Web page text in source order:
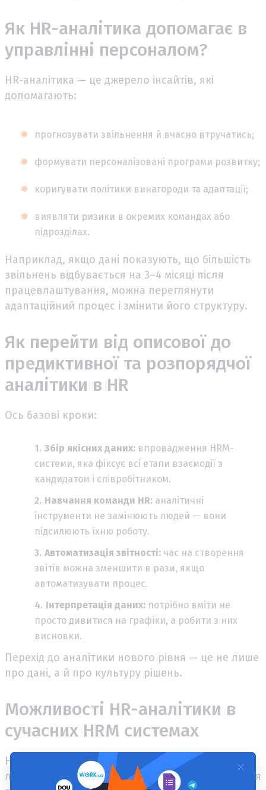
Як HR-аналітика допомагає в
управлінні персоналом?
HR-аналітика — це джерело інсайтів, які
допомагають:
прогнозувати звільнення й вчасно втручатись;
формувати персоналізовані програми розвитку;
коригувати політики винагороди та адаптації;
виявляти ризики в окремих командах або
підрозділах.
Наприклад, якщо дані показують, що більшість
звільнень відбувається на 3–4 місяці після
працевлаштування, можна переглянути
адаптаційний процес і змінити його структуру.
Як перейти від описової до
предиктивної та розпорядчої
аналітики в HR
Ось базові кроки:
Збір якісних даних: впровадження HRM-
системи, яка фіксує всі етапи взаємодії з
кандидатом і співробітником.
Навчання команди HR: аналітичні
інструменти не замінюють людей — вони
підсилюють їхню роботу.
Автоматизація звітності: час на створення
звітів можна зменшити в рази, якщо
автоматизувати процес.
Інтерпретація даних: потрібно вміти не
просто дивитися на графіки, а робити з них
висновки.
Перехід до аналітики нового рівня — це не лише
про дані, а й про культуру рішень.
Можливості HR-аналітики в
сучасних HRM системах
HRM-системи дедалі частіше пропонують не
лише облік даних, а й аналітичні інструменти для